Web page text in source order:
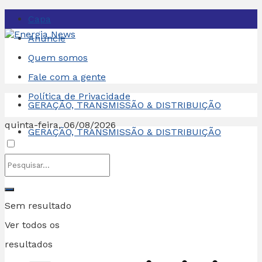
Capa
Anuncie
Quem somos
Fale com a gente
Política de Privacidade
quinta-feira, 06/08/2026
Sem resultado
Ver todos os
resultados
GERAÇÃO, TRANSMISSÃO & DISTRIBUIÇÃO
GERAÇÃO, TRANSMISSÃO & DISTRIBUIÇÃO